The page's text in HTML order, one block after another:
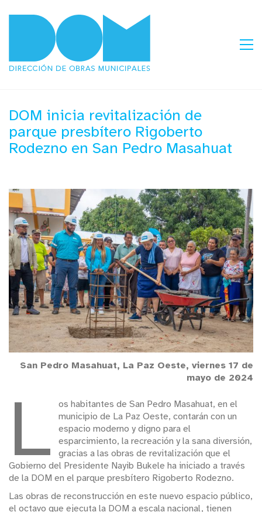
DOM inicia revitalización de
parque presbítero Rigoberto
Rodezno en San Pedro Masahuat
San Pedro Masahuat, La Paz Oeste, viernes 17 de
mayo de 2024
L
os habitantes de San Pedro Masahuat, en el
municipio de La Paz Oeste, contarán con un
espacio moderno y digno para el
esparcimiento, la recreación y la sana diversión,
gracias a las obras de revitalización que el
Gobierno del Presidente Nayib Bukele ha iniciado a través
de la DOM en el parque presbítero Rigoberto Rodezno.
Las obras de reconstrucción en este nuevo espacio público,
el octavo que ejecuta la DOM a escala nacional, tienen